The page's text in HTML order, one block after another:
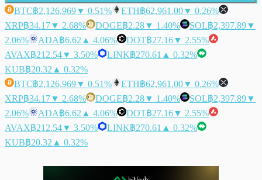
BTC฿2,126,969▼ 0.51% ETH฿62,961.00▼ 0.26%
XRP฿34.17▼ 2.68% DOGE฿2.28▼ 1.40% SOL฿2,397.89▼
2.06%
ADA฿6.62 ▲ 4.06% DOT฿27.16▼ 2.55%
AVAX฿212.54▼ 3.50% LINK฿270.61 ▲ 0.32%
KUB฿20.32 ▲ 0.32%
BTC฿2,126,969▼ 0.51% ETH฿62,961.00▼ 0.26%
XRP฿34.17▼ 2.68% DOGE฿2.28▼ 1.40% SOL฿2,397.89▼
2.06%
ADA฿6.62 ▲ 4.06% DOT฿27.16▼ 2.55%
AVAX฿212.54▼ 3.50% LINK฿270.61 ▲ 0.32%
KUB฿20.32 ▲ 0.32%